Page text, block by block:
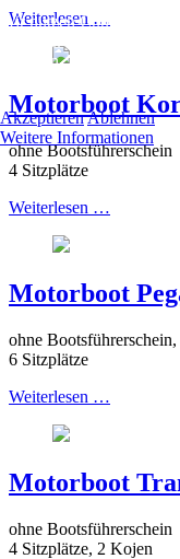
Weiterlesen …
Motorboot
ohne Bootsführerschein
4 Sitzplätze
Weiterlesen …
Motorboot
ohne Bootsführerschein,
6 Sitzplätze
Weiterlesen …
Motorboot
ohne Bootsführerschein
4 Sitzplätze, 2 Kojen
Wir nutzen Cookies auf
möchten. Bitte
AkzeptierenAblehnen
Weitere Informationen